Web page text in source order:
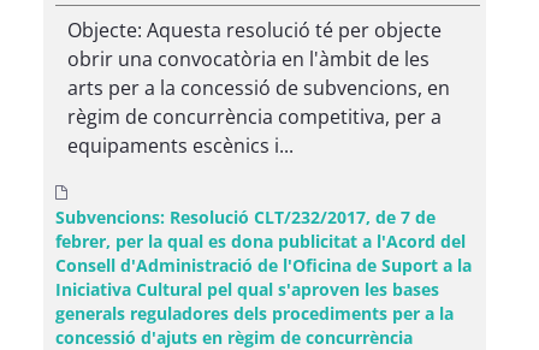
Objecte: Aquesta resolució té per objecte
obrir una convocatòria en l'àmbit de les
arts per a la concessió de subvencions, en
règim de concurrència competitiva, per a
equipaments escènics i...
Subvencions: Resolució CLT/232/2017, de 7 de
febrer, per la qual es dona publicitat a l'Acord del
Consell d'Administració de l'Oficina de Suport a la
Iniciativa Cultural pel qual s'aproven les bases
generals reguladores dels procediments per a la
concessió d'ajuts en règim de concurrència